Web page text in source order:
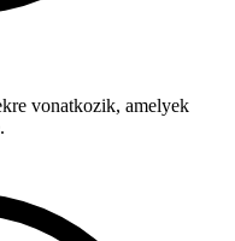
vonatkozik, amelyek